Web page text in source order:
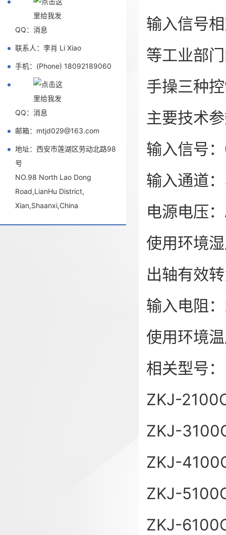
QQ：
联系人：李肖 Li Xiao
手机：(Phone) 18092189060
QQ：
邮箱：mtjd029@163.com
地址：西安市莲湖区劳动北路98
号
NO.98 North Lao Dong
Road,LianHu District,
Xian,Shaanxi,China
输入信号
等工业部
手操三种
主要技术
输入信号
输入通道
电源电压
使用环境
出轴有效
输入电阻
使用环境
相关型号：
ZKJ-
ZKJ-3100
ZKJ-4100
ZKJ-5100
ZKJ-6100